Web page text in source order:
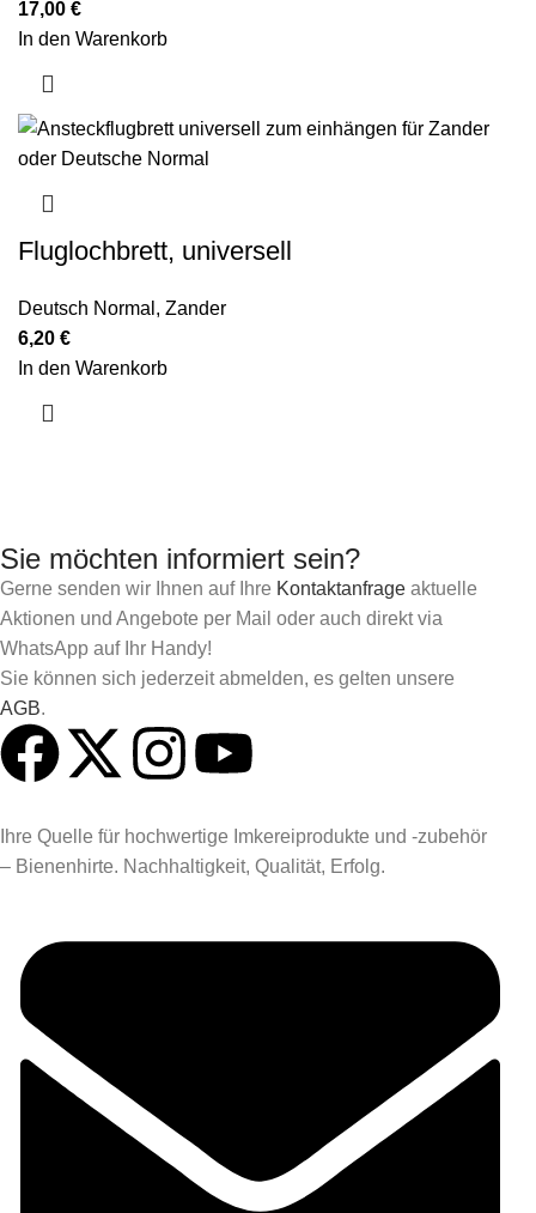
17,00 €
In den Warenkorb
Fluglochbrett, universell
Deutsch Normal , Zander
6,20 €
In den Warenkorb
Sie möchten informiert sein?
Gerne senden wir Ihnen auf Ihre Kontaktanfrage aktuelle
Aktionen und Angebote per Mail oder auch direkt via
WhatsApp auf Ihr Handy!
Sie können sich jederzeit abmelden, es gelten unsere
AGB.
Ihre Quelle für hochwertige Imkereiprodukte und -zubehör
– Bienenhirte. Nachhaltigkeit, Qualität, Erfolg.